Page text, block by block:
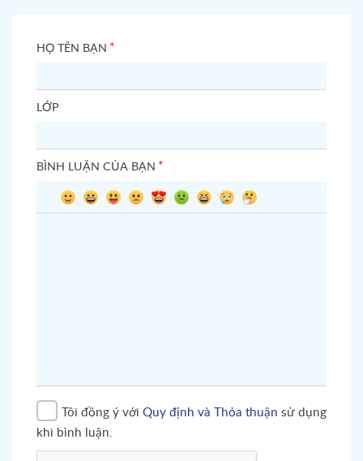
HỌ TÊN BẠN *
LỚP
BÌNH LUẬN CỦA BẠN *
Tôi đồng ý với Quy định và Thỏa thuận sử dụng
khi bình luận.